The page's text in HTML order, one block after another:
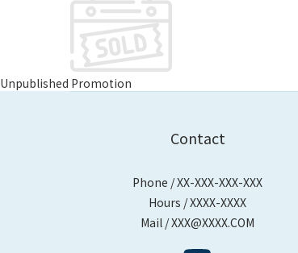
Unpublished Promotion
Contact
Phone / XX-XXX-XXX-XXX
Hours / XXXX-XXXX
Mail / XXX@XXXX.COM